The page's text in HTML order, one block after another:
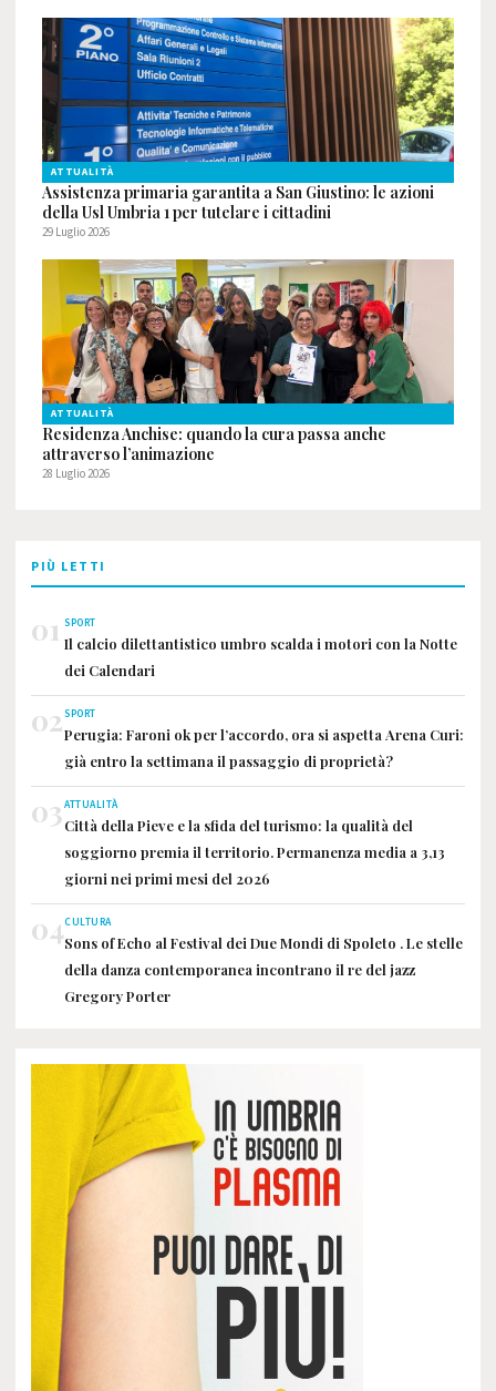
ATTUALITÀ
Assistenza primaria garantita a San Giustino: le azioni
della Usl Umbria 1 per tutelare i cittadini
29 Luglio 2026
ATTUALITÀ
Residenza Anchise: quando la cura passa anche
attraverso l’animazione
28 Luglio 2026
PIÙ LETTI
01 SPORT
Il calcio dilettantistico umbro scalda i motori con la Notte
dei Calendari
02SPORT
Perugia: Faroni ok per l’accordo, ora si aspetta Arena Curi:
già entro la settimana il passaggio di proprietà?
03ATTUALITÀ
Città della Pieve e la sfida del turismo: la qualità del
soggiorno premia il territorio. Permanenza media a 3,13
giorni nei primi mesi del 2026
04CULTURA
Sons of Echo al Festival dei Due Mondi di Spoleto . Le stelle
della danza contemporanea incontrano il re del jazz
Gregory Porter